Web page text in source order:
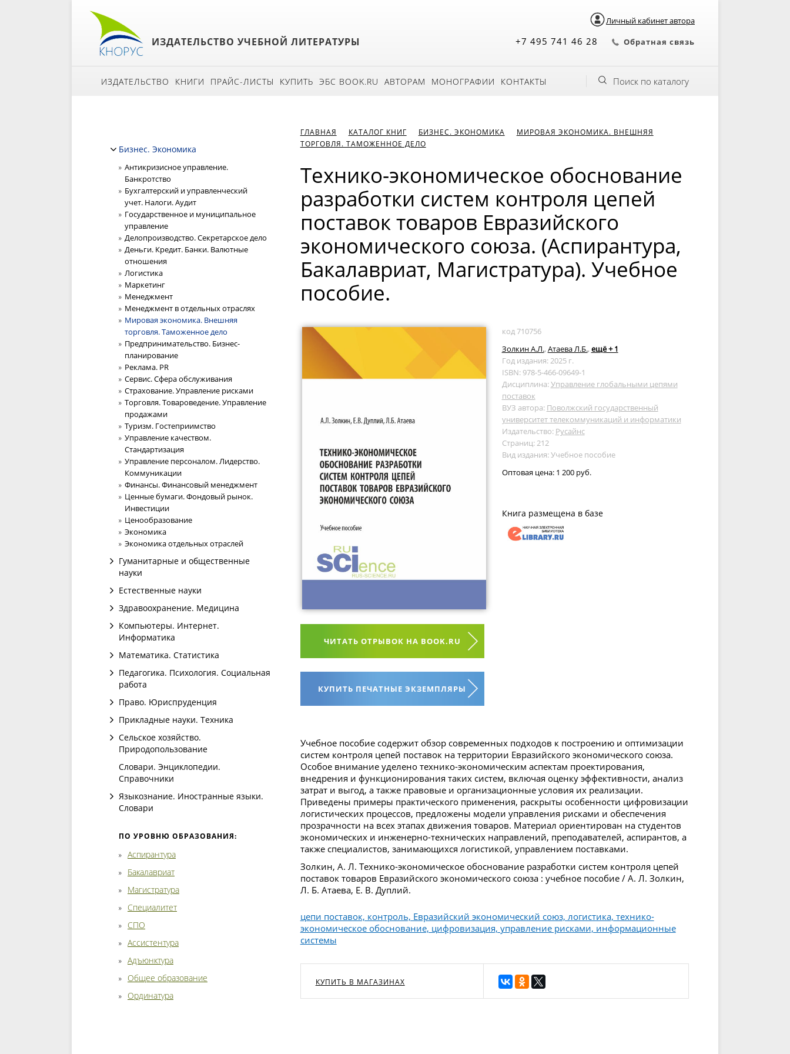
Личный кабинет автора
ИЗДАТЕЛЬСТВО УЧЕБНОЙ ЛИТЕРАТУРЫ +7 495 741 46 28 Обратная связь
ИЗДАТЕЛЬСТВО КНИГИ ПРАЙС-ЛИСТЫ КУПИТЬ ЭБС BOOK.RU АВТОРАМ МОНОГРАФИИ КОНТАКТЫ Поиск по каталогу
Бизнес. Экономика
Антикризисное управление.
Банкротство
Бухгалтерский и управленческий
учет. Налоги. Аудит
Государственное и муниципальное
управление
Делопроизводство. Секретарское дело
Деньги. Кредит. Банки. Валютные
отношения
Логистика
Маркетинг
Менеджмент
Менеджмент в отдельных отраслях
Мировая экономика. Внешняя
торговля. Таможенное дело
Предпринимательство. Бизнес-
планирование
Реклама. PR
Сервис. Сфера обслуживания
Страхование. Управление рисками
Торговля. Товароведение. Управление
продажами
Туризм. Гостеприимство
Управление качеством.
Стандартизация
Управление персоналом. Лидерство.
Коммуникации
Финансы. Финансовый менеджмент
Ценные бумаги. Фондовый рынок.
Инвестиции
Ценообразование
Экономика
Экономика отдельных отраслей
Гуманитарные и общественные
науки
Естественные науки
Здравоохранение. Медицина
Компьютеры. Интернет.
Информатика
Математика. Статистика
Педагогика. Психология. Социальная
работа
Право. Юриспруденция
Прикладные науки. Техника
Сельское хозяйство.
Природопользование
Словари. Энциклопедии.
Справочники
Языкознание. Иностранные языки.
Словари
ПО УРОВНЮ ОБРАЗОВАНИЯ:
Аспирантура
Бакалавриат
Магистратура
Специалитет
СПО
Ассистентура
Адъюнктура
Общее образование
Ординатура
ГЛАВНАЯ КАТАЛОГ КНИГ БИЗНЕС. ЭКОНОМИКА
МИРОВАЯ ЭКОНОМИКА. ВНЕШНЯЯ
ТОРГОВЛЯ. ТАМОЖЕННОЕ ДЕЛО
Технико-экономическое обоснование
разработки систем контроля цепей
поставок товаров Евразийского
экономического союза. (Аспирантура,
Бакалавриат, Магистратура). Учебное
пособие.
ЧИТАТЬ ОТРЫВОК НА BOOK.RU
КУПИТЬ ПЕЧАТНЫЕ ЭКЗЕМПЛЯРЫ
код 710756
Золкин А.Л., Атаева Л.Б., ещё + 1
Год издания: 2025 г.
ISBN: 978-5-466-09649-1
Дисциплина:Управление глобальными цепями
поставок
ВУЗ автора: Поволжский государственный
университет телекоммуникаций и информатики
Издательство: Русайнс
Страниц: 212
Вид издания: Учебное пособие
Оптовая цена: 1 200 руб.
Книга размещена в базе
Учебное пособие содержит обзор современных подходов к построению и оптимизации
систем контроля цепей поставок на территории Евразийского экономического союза.
Особое внимание уделено технико-экономическим аспектам проектирования,
внедрения и функционирования таких систем, включая оценку эффективности, анализ
затрат и выгод, а также правовые и организационные условия их реализации.
Приведены примеры практического применения, раскрыты особенности цифровизации
логистических процессов, предложены модели управления рисками и обеспечения
прозрачности на всех этапах движения товаров. Материал ориентирован на студентов
экономических и инженерно-технических направлений, преподавателей, аспирантов, а
также специалистов, занимающихся логистикой, управлением поставками.
Золкин, А. Л. Технико-экономическое обоснование разработки систем контроля цепей
поставок товаров Евразийского экономического союза : учебное пособие / А. Л. Золкин,
Л. Б. Атаева, Е. В. Дуплий.
цепи поставок, контроль, Евразийский экономический союз, логистика, технико-
экономическое обоснование, цифровизация, управление рисками, информационные
системы
КУПИТЬ В МАГАЗИНАХ